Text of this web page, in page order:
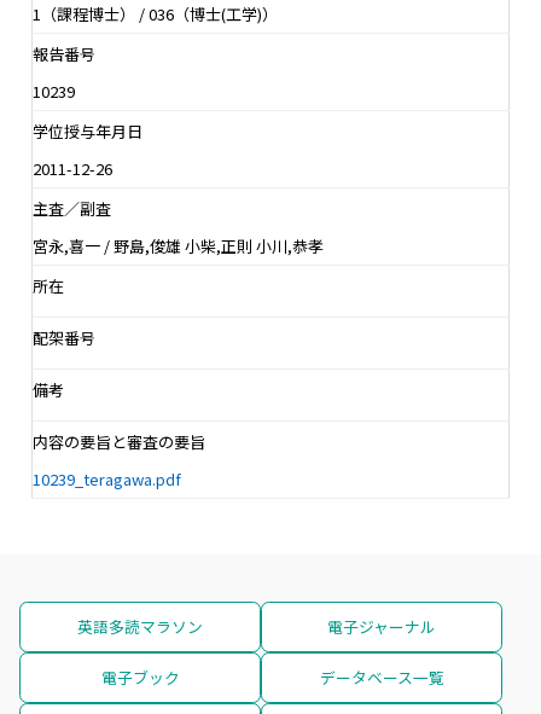
1（課程博士） / 036（博士(工学)）
報告番号
10239
学位授与年月日
2011-12-26
主査／副査
宮永,喜一 / 野島,俊雄 小柴,正則 小川,恭孝
所在
配架番号
備考
内容の要旨と審査の要旨
10239_teragawa.pdf
英語多読マラソン 電子ジャーナル
電子ブック データベース一覧